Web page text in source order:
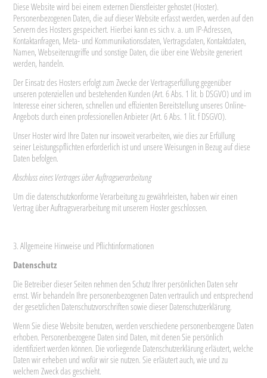
Diese Website wird bei einem externen Dienstleister gehostet (Hoster).
Personenbezogenen Daten, die auf dieser Website erfasst werden, werden auf den
Servern des Hosters gespeichert. Hierbei kann es sich v. a. um IP-Adressen,
Kontaktanfragen, Meta- und Kommunikationsdaten, Vertragsdaten, Kontaktdaten,
Namen, Webseitenzugriffe und sonstige Daten, die über eine Website generiert
werden, handeln.
Der Einsatz des Hosters erfolgt zum Zwecke der Vertragserfüllung gegenüber
unseren potenziellen und bestehenden Kunden (Art. 6 Abs. 1 lit. b DSGVO) und im
Interesse einer sicheren, schnellen und effizienten Bereitstellung unseres Online-
Angebots durch einen professionellen Anbieter (Art. 6 Abs. 1 lit. f DSGVO).
Unser Hoster wird Ihre Daten nur insoweit verarbeiten, wie dies zur Erfüllung
seiner Leistungspflichten erforderlich ist und unsere Weisungen in Bezug auf diese
Daten befolgen.
Abschluss eines Vertrages über Auftragsverarbeitung
Um die datenschutzkonforme Verarbeitung zu gewährleisten, haben wir einen
Vertrag über Auftragsverarbeitung mit unserem Hoster geschlossen.
3. Allgemeine Hinweise und Pflichtinformationen
Datenschutz
Die Betreiber dieser Seiten nehmen den Schutz Ihrer persönlichen Daten sehr
ernst. Wir behandeln Ihre personenbezogenen Daten vertraulich und entsprechend
der gesetzlichen Datenschutzvorschriften sowie dieser Datenschutzerklärung.
Wenn Sie diese Website benutzen, werden verschiedene personenbezogene Daten
erhoben. Personenbezogene Daten sind Daten, mit denen Sie persönlich
identifiziert werden können. Die vorliegende Datenschutzerklärung erläutert, welche
Daten wir erheben und wofür wir sie nutzen. Sie erläutert auch, wie und zu
welchem Zweck das geschieht.